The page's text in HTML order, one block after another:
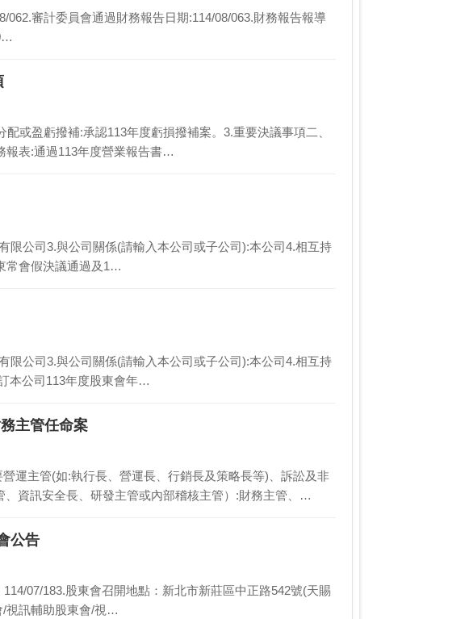
062.審計委員會通過財務報告日期:114/08/063.財務報告報導
或盈虧撥補:承認113年度虧損撥補案。3.重要決議事項二、
報表:通過113年度營業報告書…
限公司3.與公司關係(請輸入本公司或子公司):本公司4.相互持
常會假決議通過及1…
限公司3.與公司關係(請輸入本公司或子公司):本公司4.相互持
本公司113年度股東會年…
主管任命案
運主管(如:執行長、營運長、行銷長及策略長等)、訴訟及非
資訊安全長、研發主管或內部稽核主管）:財務主管、…
公告
07/183.股東會召開地點：新北市新莊區中正路542號(天賜
/視訊輔助股東會/視…